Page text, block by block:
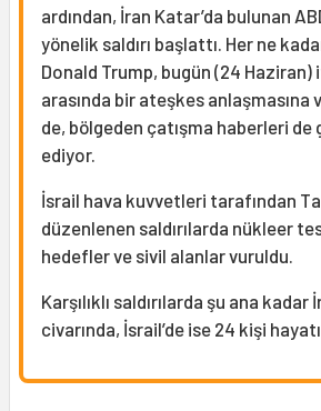
ardından, İran Katar’da bulunan
yönelik saldırı başlattı. Her ne
Donald Trump, bugün (24
arasında bir ateşkes anlaşmasına
de, bölgeden çatışma haberleri de
ediyor.
İsrail hava kuvvetleri tarafından
düzenlenen saldırılarda nükleer
hedefler ve sivil alanlar vuruldu.
Karşılıklı saldırılarda şu ana kadar
civarında, İsrail’de ise 24 kişi